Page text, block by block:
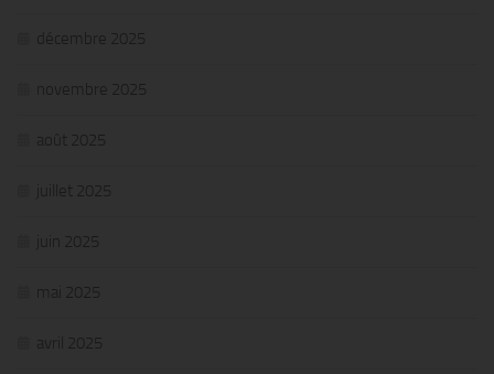
décembre 2025
novembre 2025
août 2025
juillet 2025
juin 2025
mai 2025
avril 2025